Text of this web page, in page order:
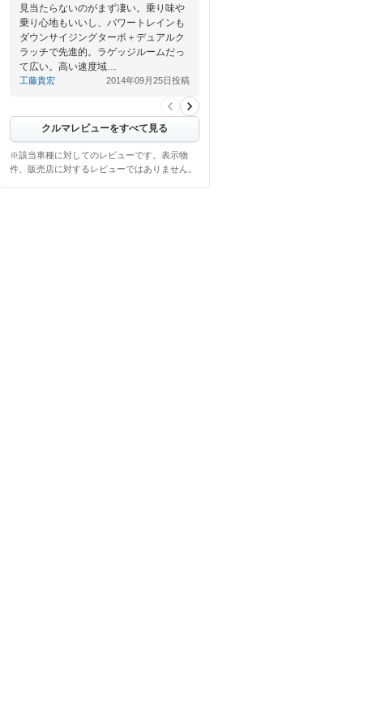
見当たらないのがまず凄い。乗り味や
乗り心地もいいし、パワートレインも
ダウンサイジングターボ＋デュアルク
ラッチで先進的。ラゲッジルームだっ
て広い。高い速度域…
工藤貴宏 2014年09月25日投稿
クルマレビューをすべて見る
※該当車種に対してのレビューです。表示物
件、販売店に対するレビューではありません。